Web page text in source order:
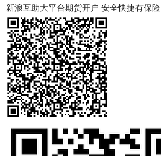
新浪互助大平台期货开户 安全快捷有保险